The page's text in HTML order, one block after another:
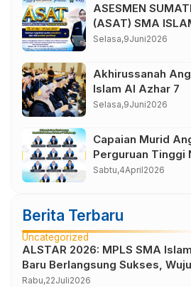
ASESMEN
(ASAT) SMA
TAHUN AJARAN
Selasa,9Juni2026
Akhirussanah
Islam Al Azhar 7
Selasa,9Juni2026
Capaian Murid
Perguruan Tinggi
Seleksi Nasional
Sabtu,4April2026
Berita Terbaru
Uncategorized
ALSTAR 2026: MPLS SMA
Baru Berlangsung Sukses,
Perjalanan Peserta Didik yang
Rabu,22Juli2026